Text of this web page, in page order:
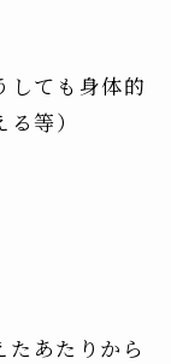
しても 身体的
等）
あたりから